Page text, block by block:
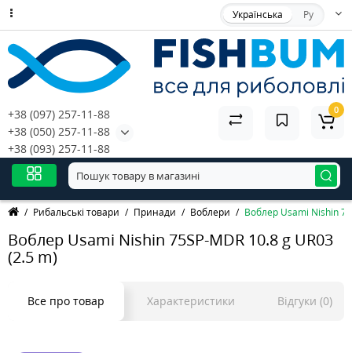
Українська Ру
+38 (097) 257-11-88
+38 (050) 257-11-88
+38 (093) 257-11-88
0
Рибальські товари Принади Воблери Воблер Usami Nishin
Воблер Usami Nishin 75SP-MDR 10.8 g UR03
(2.5 m)
Все про товар Характеристики Відгуки (0)